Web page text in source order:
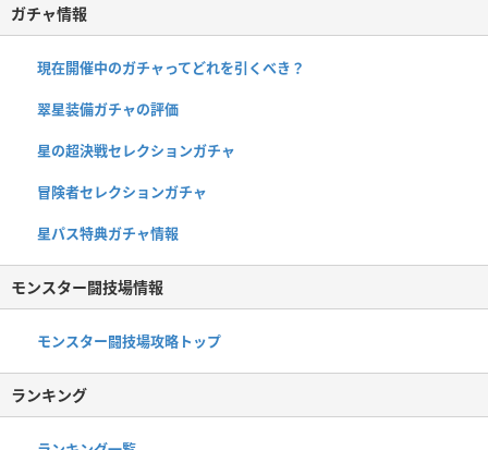
ガチャ情報
現在開催中のガチャってどれを引くべき？
翠星装備ガチャの評価
星の超決戦セレクションガチャ
冒険者セレクションガチャ
星パス特典ガチャ情報
モンスター闘技場情報
モンスター闘技場攻略トップ
ランキング